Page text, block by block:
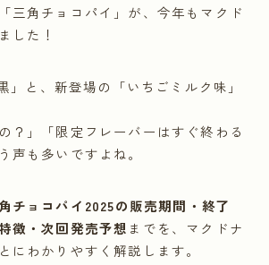
三角チョコパイ」が、今年もマクド
した！
」と、新登場の「いちごミルク味」
？」「限定フレーバーはすぐ終わる
声も多いですよね。
チョコパイ2025の販売期間・終了
徴・次回発売予想 までを、マクドナ
にわかりやすく解説します。